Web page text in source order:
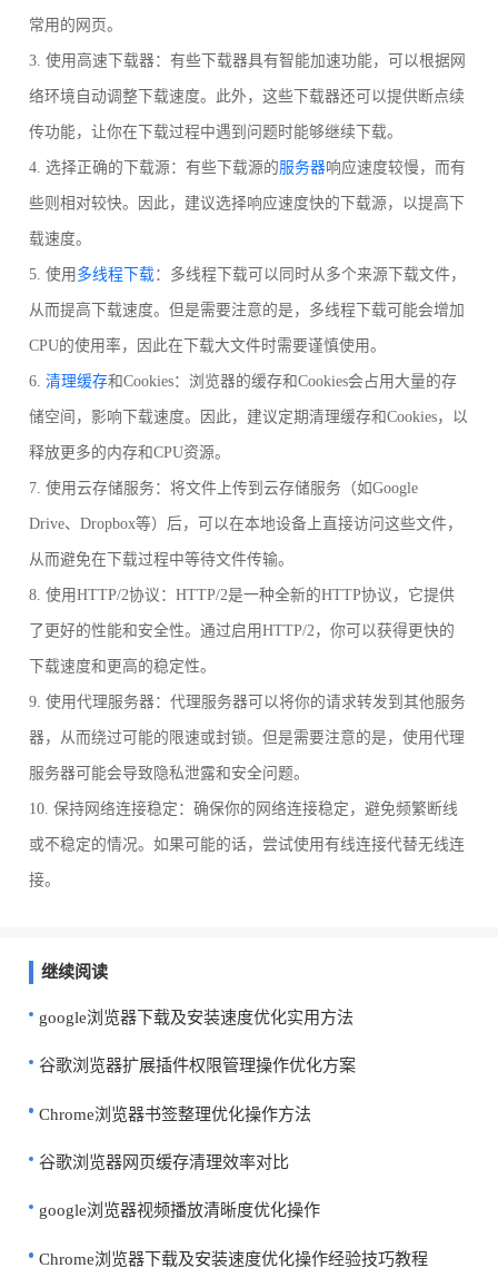
常用的网页。
3. 使用高速下载器：有些下载器具有智能加速功能，可以根据网
络环境自动调整下载速度。此外，这些下载器还可以提供断点续
传功能，让你在下载过程中遇到问题时能够继续下载。
4. 选择正确的下载源：有些下载源的服务器响应速度较慢，而有
些则相对较快。因此，建议选择响应速度快的下载源，以提高下
载速度。
5. 使用 多线程下载：多线程下载可以同时从多个来源下载文件，
从而提高下载速度。但是需要注意的是，多线程下载可能会增加
CPU的使用率，因此在下载大文件时需要谨慎使用。
6. 清理缓存和Cookies：浏览器的缓存和Cookies会占用大量的存
储空间，影响下载速度。因此，建议定期清理缓存和Cookies，以
释放更多的内存和CPU资源。
7. 使用云存储服务：将文件上传到云存储服务（如Google
Drive、Dropbox等）后，可以在本地设备上直接访问这些文件，
从而避免在下载过程中等待文件传输。
8. 使用HTTP/2协议：HTTP/2是一种全新的HTTP协议，它提供
了更好的性能和安全性。通过启用HTTP/2，你可以获得更快的
下载速度和更高的稳定性。
9. 使用代理服务器：代理服务器可以将你的请求转发到其他服务
器，从而绕过可能的限速或封锁。但是需要注意的是，使用代理
服务器可能会导致隐私泄露和安全问题。
10. 保持网络连接稳定：确保你的网络连接稳定，避免频繁断线
或不稳定的情况。如果可能的话，尝试使用有线连接代替无线连
接。
继续阅读
google浏览器下载及安装速度优化实用方法
谷歌浏览器扩展插件权限管理操作优化方案
Chrome浏览器书签整理优化操作方法
谷歌浏览器网页缓存清理效率对比
google浏览器视频播放清晰度优化操作
Chrome浏览器下载及安装速度优化操作经验技巧教程